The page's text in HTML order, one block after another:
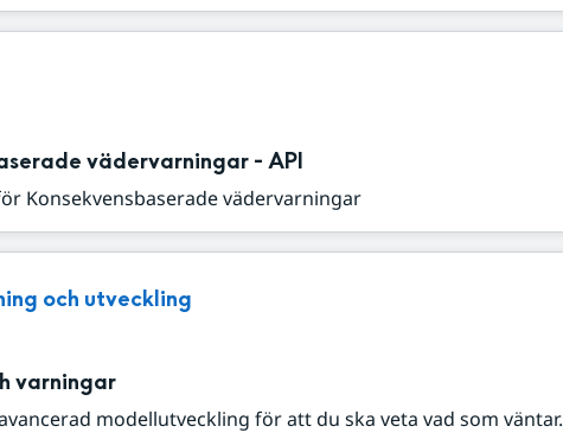
vädervarningar - API
Konsekvensbaserade vädervarningar
och utveckling
varningar
modellutveckling för att du ska veta vad som väntar.